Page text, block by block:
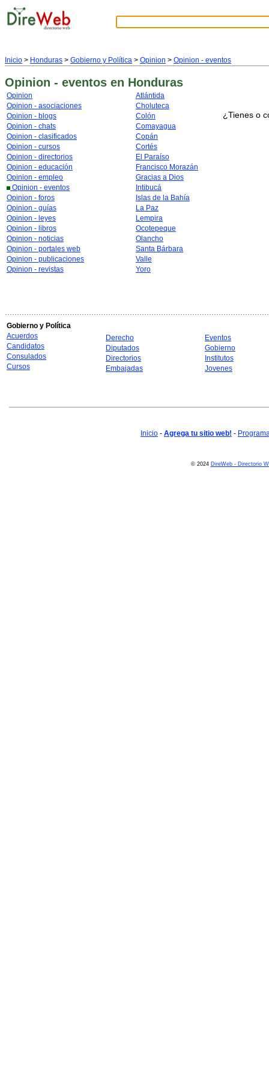
Inicio > Honduras > Gobierno y Política > Opinion > Opinion - eventos
Opinion - eventos en Honduras
Opinion
Opinion - asociaciones
Opinion - blogs
Opinion - chats
Opinion - clasificados
Opinion - cursos
Opinion - directorios
Opinion - educación
Opinion - empleo
Opinion - eventos
Opinion - foros
Opinion - guías
Opinion - leyes
Opinion - libros
Opinion - noticias
Opinion - portales web
Opinion - publicaciones
Opinion - revistas
Atlántida
Choluteca
Colón
Comayagua
Copán
Cortés
El Paraíso
Francisco Morazán
Gracias a Dios
Intibucá
Islas de la Bahía
La Paz
Lempira
Ocotepeque
Olancho
Santa Bárbara
Valle
Yoro
¿Tienes o
Gobierno y Política
Acuerdos
Candidatos
Consulados
Cursos
Derecho
Diputados
Directorios
Embajadas
Eventos
Gobierno
Institutos
Jovenes
Inicio - Agrega tu sitio web! -
© 2024 DireWeb - Directorio